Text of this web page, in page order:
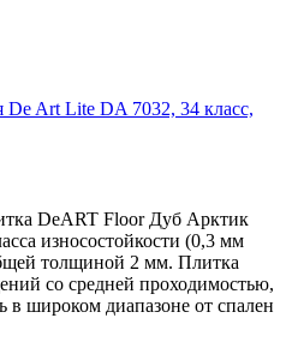
Art Lite DA 7032, 34 класс,
DeART Floor Дуб Арктик
износостойкости (0,3 мм
толщиной 2 мм. Плитка
со средней проходимостью,
в широком диапазоне от спален